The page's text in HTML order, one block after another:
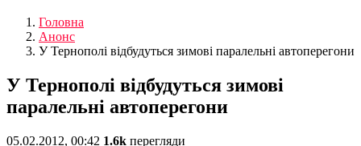
Головна
Анонс
У Тернополі відбудуться зимові паралельні автоперегони
У Тернополі відбудуться зимові
паралельні автоперегони
05.02.2012, 00:42 1.6k перегляди